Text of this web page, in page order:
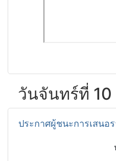
วันจันทร์ที่
ประกาศผู้ชนะการเสนอ